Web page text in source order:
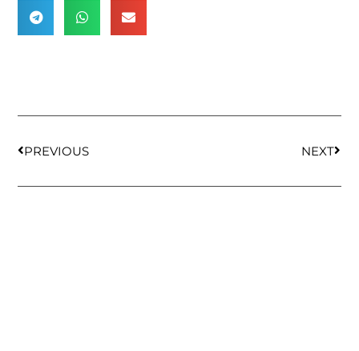
PREVIOUS NEXT